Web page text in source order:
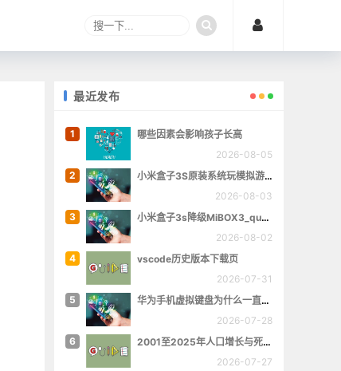
最近发布
1
哪些因素会影响孩子长高
2026-08-05
2
小米盒子3S原装系统玩模拟游戏
2026-08-03
3
小米盒子3s降级MiBOX3_queenchristina_r145
2026-08-02
4
vscode历史版本下载页
2026-07-31
5
华为手机虚拟键盘为什么一直跳出来
2026-07-28
6
2001至2025年人口增长与死亡数量概览
2026-07-27